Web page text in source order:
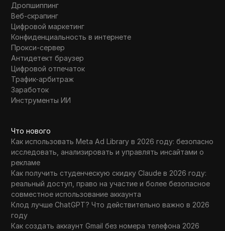
Дропшиппинг
Веб-скрапинг
Цифровой маркетинг
Конфиденциальность в интернете
Прокси-сервер
Антидетект браузер
Цифровой отпечаток
Трафик-арбитраж
Заработок
Инструменты ИИ
Что нового
Как использовать Meta Ad Library в 2026 году: безопасно
исследовать, анализировать и управлять инсайтами о
рекламе
Как получить студенческую скидку Claude в 2026 году:
реальный доступ, право на участие и более безопасное
совместное использование аккаунта
Клод лучше ChatGPT? Что действительно важно в 2026
году
Как создать аккаунт Gmail без номера телефона 2026